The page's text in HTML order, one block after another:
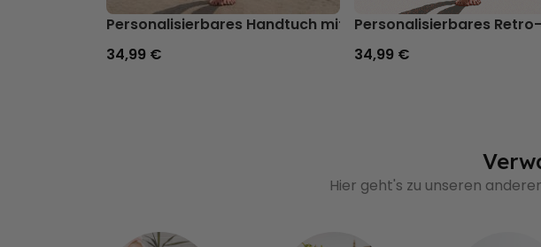
Personalisierbares Handtuch mit Getränken und Spruch
34,99 €
Personalisierbares
34,99 €
Hier geht's zu unseren